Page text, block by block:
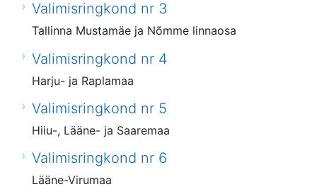
Valimisringkond nr 3
Tallinna Mustamäe ja Nõmme linnaosa
Valimisringkond nr 4
Harju- ja Raplamaa
Valimisringkond nr 5
Hiiu-, Lääne- ja Saaremaa
Valimisringkond nr 6
Lääne-Virumaa